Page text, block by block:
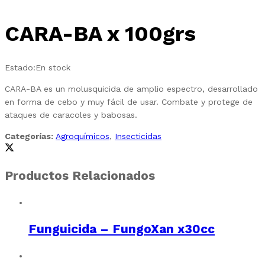
CARA-BA x 100grs
Estado:En stock
CARA-BA es un molusquicida de amplio espectro, desarrollado
en forma de cebo y muy fácil de usar. Combate y protege de
ataques de caracoles y babosas.
Categorías: Agroquímicos, Insecticidas
Productos Relacionados
Funguicida – FungoXan x30cc